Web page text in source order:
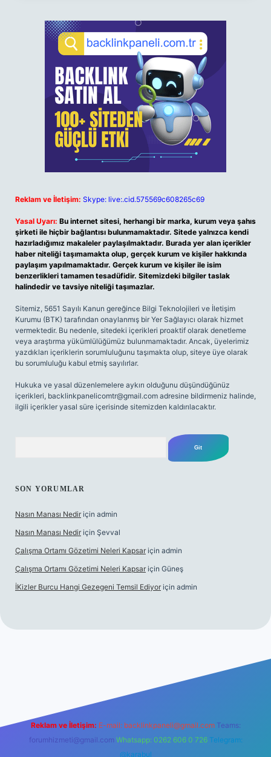
Reklam ve İletişim: Skype: live:.cid.575569c608265c69
Yasal Uyarı: Bu internet sitesi, herhangi bir marka, kurum veya şahıs
şirketi ile hiçbir bağlantısı bulunmamaktadır. Sitede yalnızca kendi
hazırladığımız makaleler paylaşılmaktadır. Burada yer alan içerikler
haber niteliği taşımamakta olup, gerçek kurum ve kişiler hakkında
paylaşım yapılmamaktadır. Gerçek kurum ve kişiler ile isim
benzerlikleri tamamen tesadüfidir. Sitemizdeki bilgiler taslak
halindedir ve tavsiye niteliği taşımazlar.
Sitemiz, 5651 Sayılı Kanun gereğince Bilgi Teknolojileri ve İletişim
Kurumu (BTK) tarafından onaylanmış bir Yer Sağlayıcı olarak hizmet
vermektedir. Bu nedenle, sitedeki içerikleri proaktif olarak denetleme
veya araştırma yükümlülüğümüz bulunmamaktadır. Ancak, üyelerimiz
yazdıkları içeriklerin sorumluluğunu taşımakta olup, siteye üye olarak
bu sorumluluğu kabul etmiş sayılırlar.
Hukuka ve yasal düzenlemelere aykırı olduğunu düşündüğünüz
içerikleri, backlinkpanelicomtr@gmail.com adresine bildirmeniz halinde,
ilgili içerikler yasal süre içerisinde sitemizden kaldırılacaktır.
SON YORUMLAR
Nasın Manası Nedir için admin
Nasın Manası Nedir için Şevval
Çalışma Ortamı Gözetimi Neleri Kapsar için admin
Çalışma Ortamı Gözetimi Neleri Kapsar için Güneş
İKizler Burcu Hangi Gezegeni Temsil Ediyor için admin
Reklam ve İletişim: E-mail: backlinkpaneli@gmail.com Teams:
forumhizmeti@gmail.com Whatsapp: 0262 606 0 726 Telegram:
@karabul